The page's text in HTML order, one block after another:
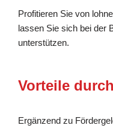
Profitieren Sie von
lassen Sie sich bei der
unterstützen.
Vorteile
Ergänzend zu